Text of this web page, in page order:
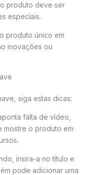
produto deve ser
especiais.
produto único em
inovações ou
siga estas dicas:
falta de vídeo,
mostre o produto em
insira-a no título e
pode adicionar uma